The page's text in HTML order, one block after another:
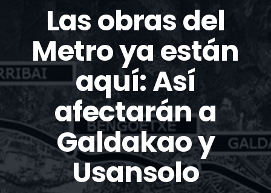
Las obras del
Metro ya están
aquí: Así
afectarán a
Galdakao y
Usansolo